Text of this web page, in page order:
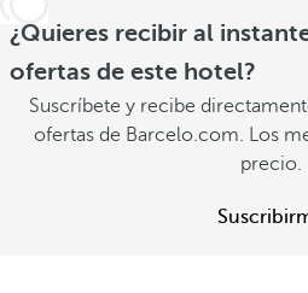
¿Quieres recibir al
ofertas de este hotel?
Suscríbete y recibe
ofertas de Barcelo.com. Los
precio.